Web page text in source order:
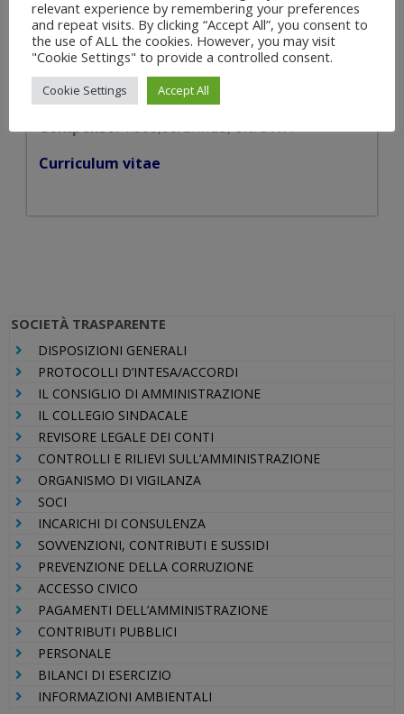
D. LGS. 81/2008
Data di conferimento:05/06/2024
Durata incarico: 1 anno
Compenso:1.800,00/annuo, oltre IVA
Curriculum vitae
SOCIETÀ TRASPARENTE
DISPOSIZIONI GENERALI
PROTOCOLLI D’INTESA/ACCORDI
IL CONSIGLIO DI AMMINISTRAZIONE
IL COLLEGIO SINDACALE
REVISORE LEGALE DEI CONTI
CONTROLLI E RILIEVI SULL’AMMINISTRAZIONE
ORGANISMO DI VIGILANZA
SOCI
INCARICHI DI CONSULENZA
SOVVENZIONI, CONTRIBUTI E SUSSIDI
PREVENZIONE DELLA CORRUZIONE
ACCESSO CIVICO
PAGAMENTI DELL’AMMINISTRAZIONE
CONTRIBUTI PUBBLICI
PERSONALE
BILANCI DI ESERCIZIO
INFORMAZIONI AMBIENTALI
relevant experience by remembering your preferences
and repeat visits. By clicking “Accept All”, you consent to
the use of ALL the cookies. However, you may visit
"Cookie Settings" to provide a controlled consent.
Cookie Settings Accept All